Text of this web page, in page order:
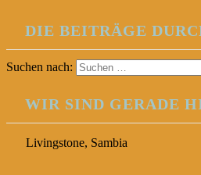
DIE BEITRÄGE
Suchen nach:
WIR SIND GERADE
Livingstone, Sambia